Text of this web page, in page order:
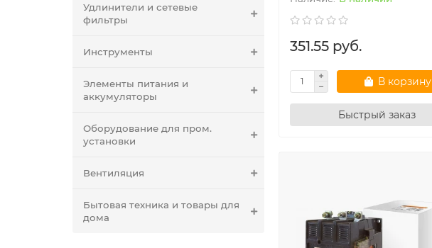
Удлинители и сетевые
фильтры
Инструменты
Элементы питания и
аккумуляторы
Оборудование для пром.
установки
Вентиляция
Бытовая техника и товары для
дома
351.55 руб.
В корзину
Быстрый заказ